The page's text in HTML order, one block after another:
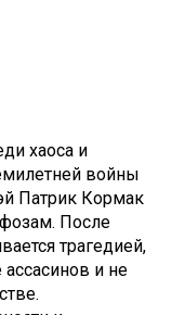
хаоса и
войны
Патрик Кормак
После
трагедией,
и не